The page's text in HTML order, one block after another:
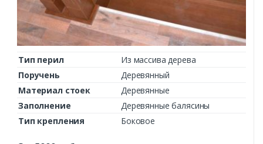
Тип перил
Из массива дерева
Поручень
Деревянный
Материал стоек
Деревянные
Заполнение
Деревянные балясины
Тип крепления
Боковое